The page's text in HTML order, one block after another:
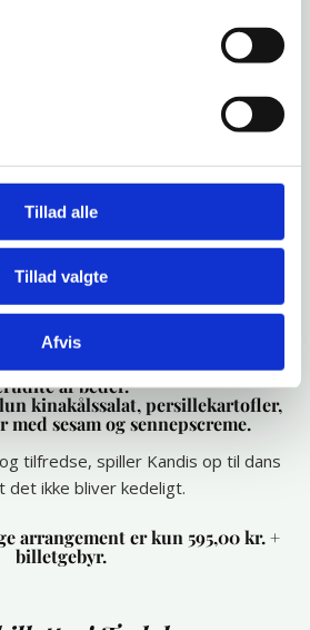
Tillad alle
Tillad valgte
Afvis
endnu engang Bromølle Kro, som
noget helt særligt, når det er dem
bestemt at “de er rejsende i
men leverer altid varen. Det er
Danmarks ubestridte
menu bestående af:
salat, brødcroutoner,
af beder.
kinakålssalat, persillekartofler,
sesam og sennepscreme.
tilfredse, spiller Kandis op til dans
det ikke bliver kedeligt.
arrangement er kun 595,00 kr. +
billetgebyr.